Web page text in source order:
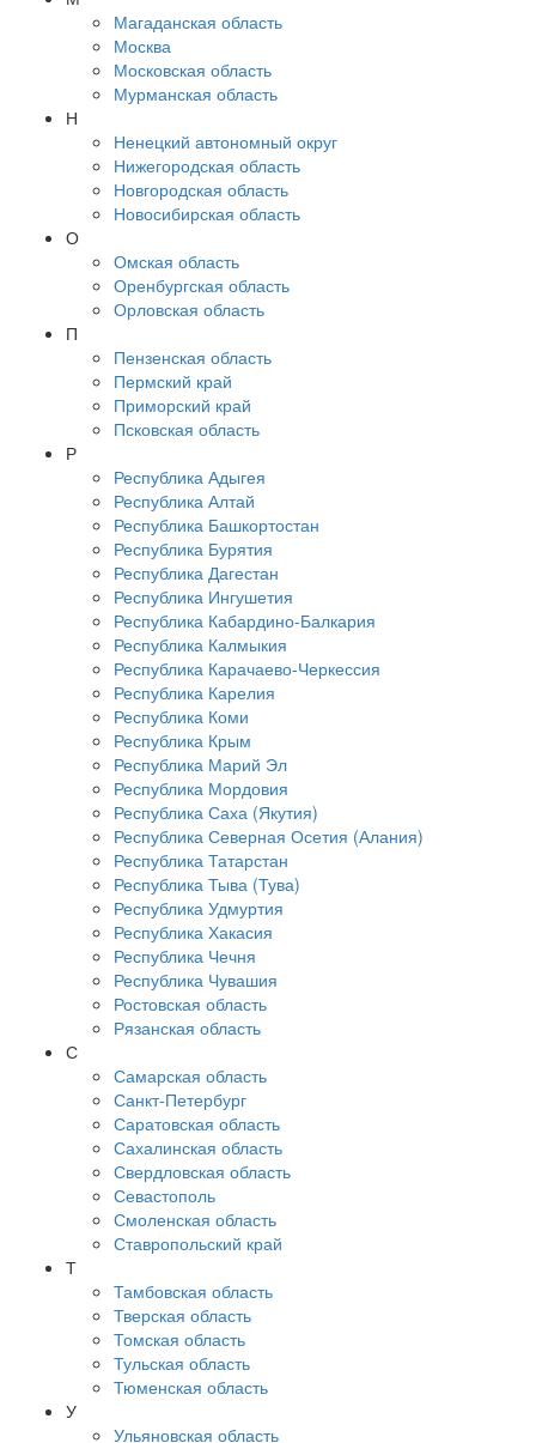
Магаданская область
Москва
Московская область
Мурманская область
Н
Ненецкий автономный округ
Нижегородская область
Новгородская область
Новосибирская область
О
Омская область
Оренбургская область
Орловская область
П
Пензенская область
Пермский край
Приморский край
Псковская область
Р
Республика Адыгея
Республика Алтай
Республика Башкортостан
Республика Бурятия
Республика Дагестан
Республика Ингушетия
Республика Кабардино-Балкария
Республика Калмыкия
Республика Карачаево-Черкессия
Республика Карелия
Республика Коми
Республика Крым
Республика Марий Эл
Республика Мордовия
Республика Саха (Якутия)
Республика Северная Осетия (Алания)
Республика Татарстан
Республика Тыва (Тува)
Республика Удмуртия
Республика Хакасия
Республика Чечня
Республика Чувашия
Ростовская область
Рязанская область
С
Самарская область
Санкт-Петербург
Саратовская область
Сахалинская область
Свердловская область
Севастополь
Смоленская область
Ставропольский край
Т
Тамбовская область
Тверская область
Томская область
Тульская область
Тюменская область
У
Ульяновская область